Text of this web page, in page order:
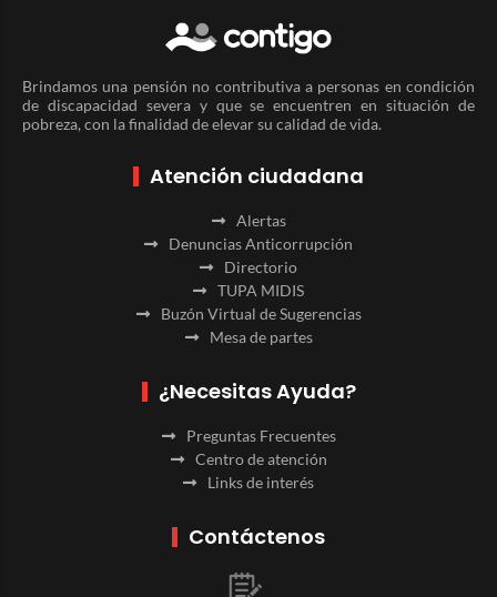
Brindamos una pensión no contributiva a personas en condición
de discapacidad severa y que se encuentren en situación de
pobreza, con la finalidad de elevar su calidad de vida.
Atención ciudadana
Alertas
Denuncias Anticorrupción
Directorio
TUPA MIDIS
Buzón Virtual de Sugerencias
Mesa de partes
¿Necesitas Ayuda?
Preguntas Frecuentes
Centro de atención
Links de interés
Contáctenos